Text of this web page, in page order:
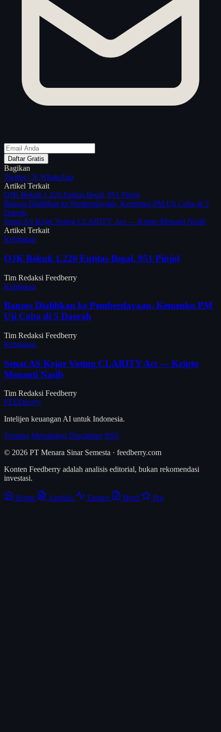
Daftar Gratis
Bagikan
Twitter / X WhatsApp
Artikel Terkait
OJK Bekuk 1.220 Entitas Ilegal, 951 Pinjol
Bansos Dialihkan ke Pemberdayaan, Kemenko PM Uji Coba di 5
Daerah
Senat AS Kejar Voting CLARITY Act — Kripto Menanti Nasib
Artikel Terkait
Kebijakan
OJK Bekuk 1.220 Entitas Ilegal, 951 Pinjol
Tim Redaksi Feedberry
Kebijakan
Bansos Dialihkan ke Pemberdayaan, Kemenko PM
Uji Coba di 5 Daerah
Tim Redaksi Feedberry
Kebijakan
Senat AS Kejar Voting CLARITY Act — Kripto
Menanti Nasib
Tim Redaksi Feedberry
FEEDberry
Intelijen keuangan AI untuk Indonesia.
Tentang Metodologi Disclaimer RSS
© 2026 PT Menara Sinar Semesta · feedberry.com
Konten Feedberry adalah analisis editorial, bukan rekomendasi
investasi.
Home Analisis Emiten Brief Pro